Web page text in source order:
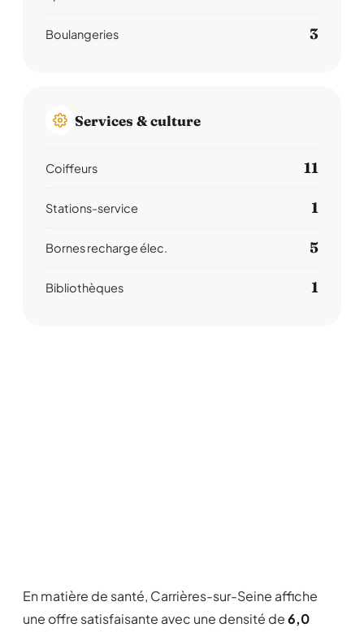
Boulangeries 3
Services & culture
Coiffeurs 11
Stations-service 1
Bornes recharge élec. 5
Bibliothèques 1
En matière de santé, Carrières-sur-Seine affiche
une offre satisfaisante avec une densité de6,0